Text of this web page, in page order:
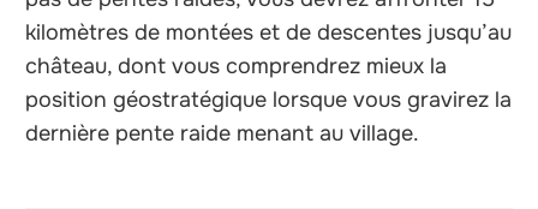
kilomètres de montées et de descentes jusqu’au
château, dont vous comprendrez mieux la
position géostratégique lorsque vous gravirez la
dernière pente raide menant au village.